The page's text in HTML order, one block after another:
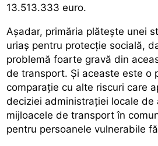
13.513.333 euro.
Așadar, primăria plătește unei
uriaș pentru protecție socială,
problemă foarte gravă din
de transport. Și aceaste este o
comparație cu alte riscuri care
deciziei administrației locale de
mijloacele de transport în
pentru persoanele vulnerabile